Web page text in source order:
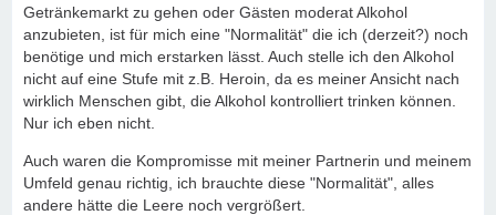
Getränkemarkt zu gehen oder Gästen moderat Alkohol
anzubieten, ist für mich eine "Normalität" die ich (derzeit?) noch
benötige und mich erstarken lässt. Auch stelle ich den Alkohol
nicht auf eine Stufe mit z.B. Heroin, da es meiner Ansicht nach
wirklich Menschen gibt, die Alkohol kontrolliert trinken können.
Nur ich eben nicht.
Auch waren die Kompromisse mit meiner Partnerin und meinem
Umfeld genau richtig, ich brauchte diese "Normalität", alles
andere hätte die Leere noch vergrößert.